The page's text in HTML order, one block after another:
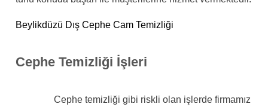
Beylikdüzü Dış Cephe Cam Temizliği
Cephe Temizliği İşleri
Cephe temizliği gibi riskli olan işlerde firmamız